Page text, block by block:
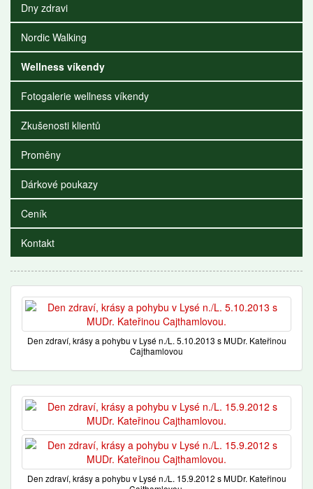
Dny zdravi
Nordic Walking
Wellness víkendy
Fotogalerie wellness víkendy
Zkušenosti klientů
Proměny
Dárkové poukazy
Ceník
Kontakt
Den zdraví, krásy a pohybu v Lysé n./L. 5.10.2013 s MUDr. Kateřinou
Cajthamlovou
Den zdraví, krásy a pohybu v Lysé n./L. 15.9.2012 s MUDr. Kateřinou